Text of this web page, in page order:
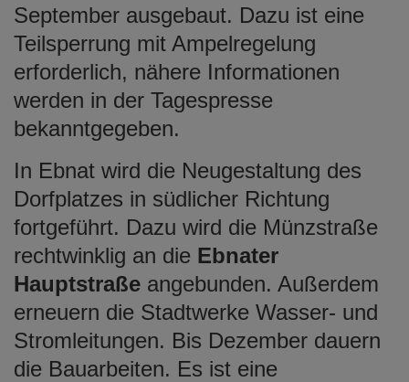
September ausgebaut. Dazu ist eine
Teilsperrung mit Ampelregelung
erforderlich, nähere Informationen
werden in der Tagespresse
bekanntgegeben.
In Ebnat wird die Neugestaltung des
Dorfplatzes in südlicher Richtung
fortgeführt. Dazu wird die Münzstraße
rechtwinklig an die Ebnater
Hauptstraße angebunden. Außerdem
erneuern die Stadtwerke Wasser- und
Stromleitungen. Bis Dezember dauern
die Bauarbeiten. Es ist eine